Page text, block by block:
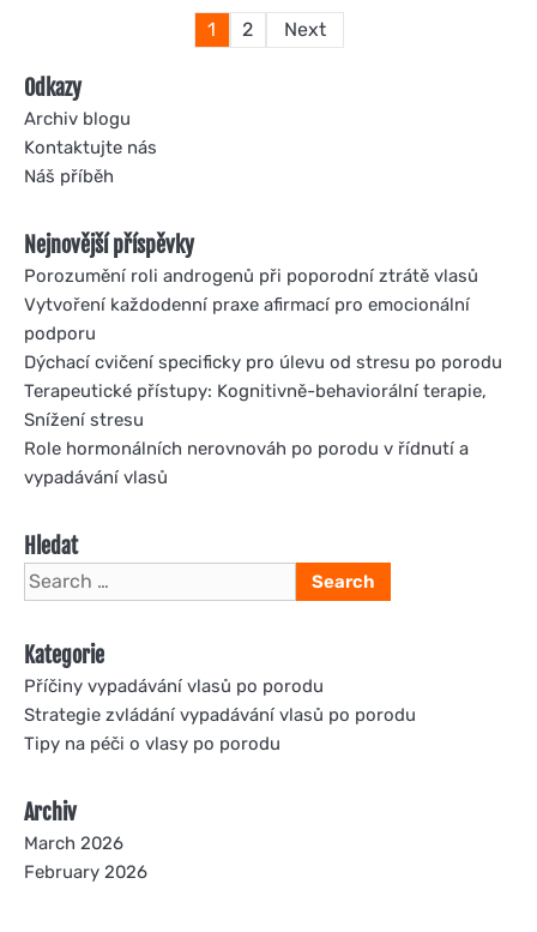
Posts
1 2 Next
Odkazy
Archiv blogu
Kontaktujte nás
Náš příběh
Nejnovější příspěvky
Porozumění roli androgenů při poporodní ztrátě vlasů
Vytvoření každodenní praxe afirmací pro emocionální
podporu
Dýchací cvičení specificky pro úlevu od stresu po porodu
Terapeutické přístupy: Kognitivně-behaviorální terapie,
Snížení stresu
Role hormonálních nerovnováh po porodu v řídnutí a
vypadávání vlasů
Hledat
Search
for:
Kategorie
Příčiny vypadávání vlasů po porodu
Strategie zvládání vypadávání vlasů po porodu
Tipy na péči o vlasy po porodu
Archiv
March 2026
February 2026